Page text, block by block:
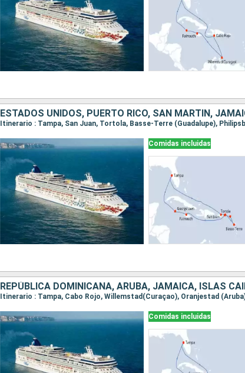
ESTADOS UNIDOS, PUERTO RICO, SAN MARTÍN,
Comidas incluidas
Comidas incluidas